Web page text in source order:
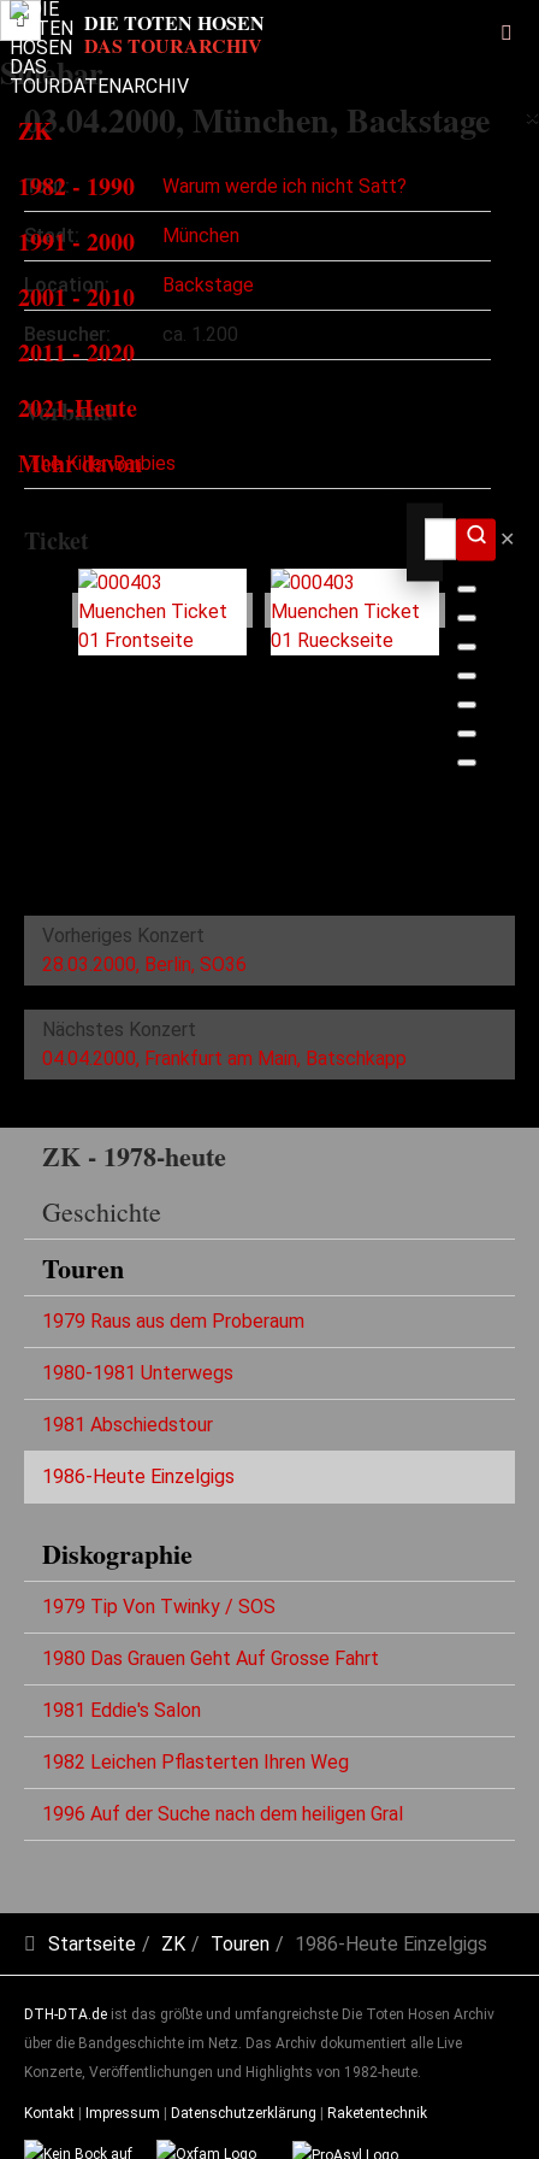
Sidebar
×
ZK
1982 - 1990
1991 - 2000
2001 - 2010
2011 - 2020
2021-Heute
Mehr davon
✕
03.04.2000, München, Backstage
Tour: Warum werde ich nicht Satt?
Stadt: München
Location: Backstage
Besucher: ca. 1.200
Vorband
The Killer Barbies
Ticket
Vorheriges Konzert
28.03.2000, Berlin, SO36
Nächstes Konzert
04.04.2000, Frankfurt am Main, Batschkapp
ZK - 1978-heute
Geschichte
Touren
1979 Raus aus dem Proberaum
1980-1981 Unterwegs
1981 Abschiedstour
1986-Heute Einzelgigs
Diskographie
1979 Tip Von Twinky / SOS
1980 Das Grauen Geht Auf Grosse Fahrt
1981 Eddie's Salon
1982 Leichen Pflasterten Ihren Weg
1996 Auf der Suche nach dem heiligen Gral
Startseite ZK Touren 1986-Heute Einzelgigs
DTH-DTA.de ist das größte und umfangreichste Die Toten Hosen Archiv
über die Bandgeschichte im Netz. Das Archiv dokumentiert alle Live
Konzerte, Veröffentlichungen und Highlights von 1982-heute.
Kontakt Impressum Datenschutzerklärung Raketentechnik